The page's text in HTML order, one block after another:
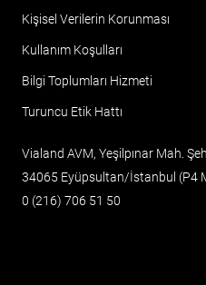
Kişisel Verilerin Korunması
Kullanım Koşulları
Bilgi Toplumları Hizmeti
Turuncu Etik Hattı
Vialand AVM, Yeşilpınar Mah.
34065 Eyüpsultan/İstanbul (P4
0 (216) 706 51 50